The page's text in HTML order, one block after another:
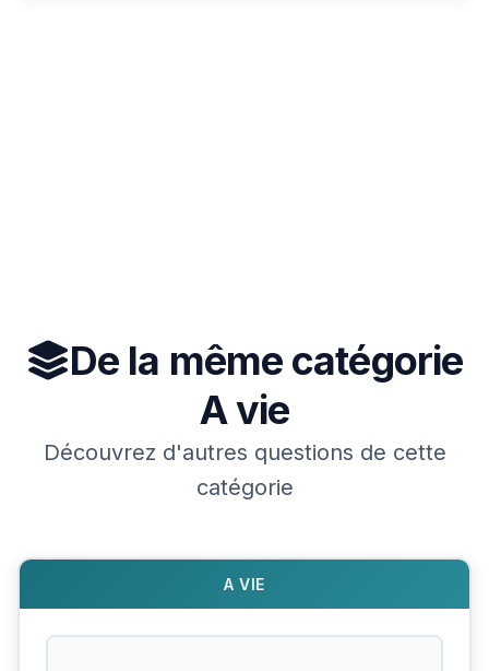
De la même catégorie
A vie
Découvrez d'autres questions de cette
catégorie
A VIE